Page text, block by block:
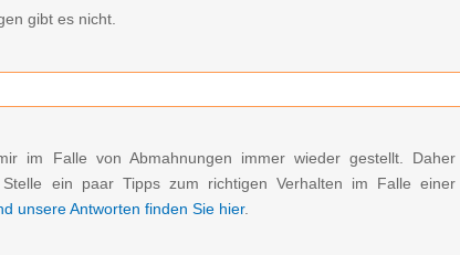
gibt es nicht.
im Falle von Abmahnungen immer wieder gestellt. Daher
ein paar Tipps zum richtigen Verhalten im Falle einer
unsere Antworten finden Sie hier.